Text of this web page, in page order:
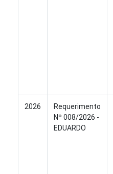
2026
Requerimento
Nº 008/2026 -
EDUARDO